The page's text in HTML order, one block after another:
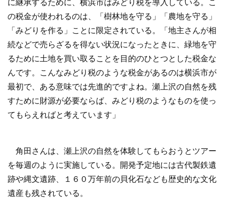
の税金が使われるのは、「樹林地を守る」「農地を守る」
「みどりを作る」ことに限定されている。「地主さんが相
続などで売らざるを得ない状況になったときに、緑地を守
るために土地を買い取ることを目的のひとつとした税金な
んです。こんなみどり税のような税金があるのは横浜市が
最初で、ある意味では先進的ですよね。瀬上沢の自然を残
すために財源が必要ならば、みどり税のようなものを使っ
てもらえればと考えています」
角田さんは、瀬上沢の自然を体験してもらおうとツアー
を毎週のように実施している。開発予定地には古代製鉄遺
跡や縄文遺跡、１６０万年前の貝化石なども歴史的な文化
遺産も残されている。